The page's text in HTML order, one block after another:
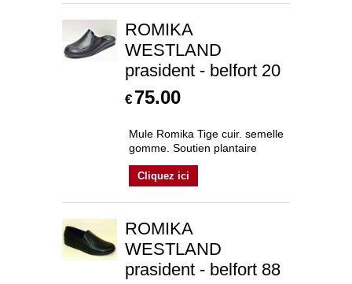
ROMIKA
WESTLAND
prasident - belfort 20
€ 75.00
Mule Romika Tige cuir. semelle
gomme. Soutien plantaire
Cliquez ici
ROMIKA
WESTLAND
prasident - belfort 88